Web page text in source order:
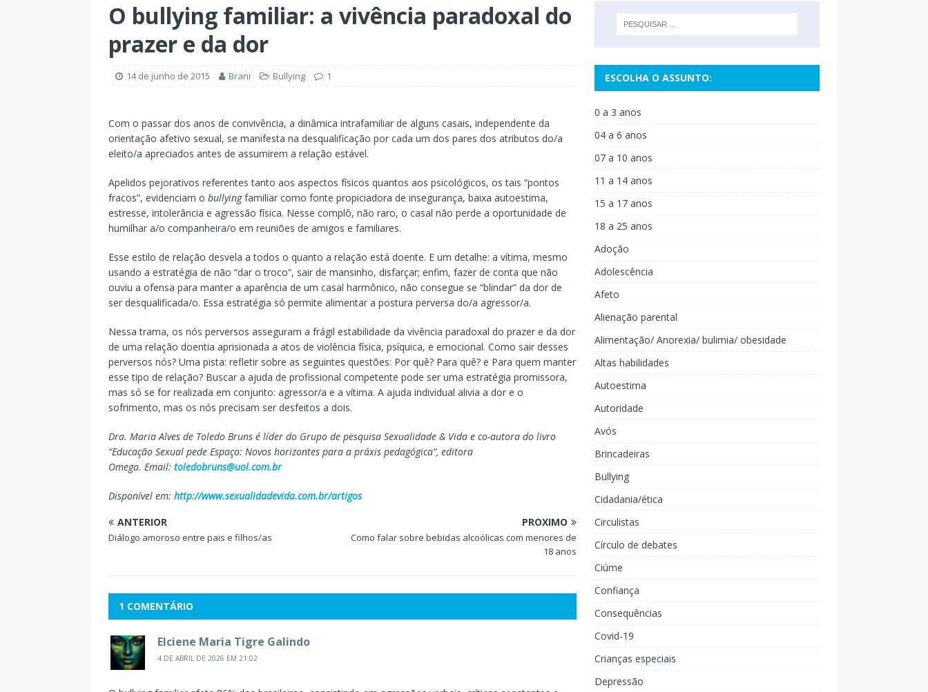
O bullying familiar: a vivência paradoxal do
prazer e da dor
14 de junho de 2015 Brani Bullying 1
Com o passar dos anos de convivência, a dinâmica intrafamiliar de alguns casais, independente da
orientação afetivo sexual, se manifesta na desqualificação por cada um dos pares dos atributos do/a
eleito/a apreciados antes de assumirem a relação estável.
Apelidos pejorativos referentes tanto aos aspectos físicos quantos aos psicológicos, os tais “pontos
fracos”, evidenciam o bullyingfamiliar como fonte propiciadora de insegurança, baixa autoestima,
estresse, intolerância e agressão física. Nesse complô, não raro, o casal não perde a oportunidade de
humilhar a/o companheira/o em reuniões de amigos e familiares.
Esse estilo de relação desvela a todos o quanto a relação está doente. E um detalhe: a vítima, mesmo
usando a estratégia de não “dar o troco”, sair de mansinho, disfarçar; enfim, fazer de conta que não
ouviu a ofensa para manter a aparência de um casal harmônico, não consegue se “blindar” da dor de
ser desqualificada/o. Essa estratégia só permite alimentar a postura perversa do/a agressor/a.
Nessa trama, os nós perversos asseguram a frágil estabilidade da vivência paradoxal do prazer e da dor
de uma relação doentia aprisionada a atos de violência física, psíquica, e emocional. Como sair desses
perversos nós? Uma pista: refletir sobre as seguintes questões: Por quê? Para quê? e Para quem manter
esse tipo de relação? Buscar a ajuda de profissional competente pode ser uma estratégia promissora,
mas só se for realizada em conjunto: agressor/a e a vítima. A ajuda individual alivia a dor e o
sofrimento, mas os nós precisam ser desfeitos a dois.
Dra. Maria Alves de Toledo Bruns é líder do Grupo de pesquisa Sexualidade & Vida e co-autora do livro
“Educação Sexual pede Espaço: Novos horizontes para a práxis pedagógica”, editora
Omega. Email: toledobruns@uol.com.br
Disponível em: http://www.sexualidadevida.com.br/artigos
ANTERIOR
Diálogo amoroso entre pais e filhos/as
PRÓXIMO
Como falar sobre bebidas alcoólicas com menores de
18 anos
1 COMENTÁRIO
Elciene Maria Tigre Galindo
4 DE ABRIL DE 2026 EM 21:02
ESCOLHA O ASSUNTO:
0 a 3 anos
04 a 6 anos
07 a 10 anos
11 a 14 anos
15 a 17 anos
18 a 25 anos
Adoção
Adolescência
Afeto
Alienação parental
Alimentação/ Anorexia/ bulimia/ obesidade
Altas habilidades
Autoestima
Autoridade
Avós
Brincadeiras
Bullying
Cidadania/ética
Circulistas
Círculo de debates
Ciúme
Confiança
Consequências
Covid-19
Crianças especiais
Depressão